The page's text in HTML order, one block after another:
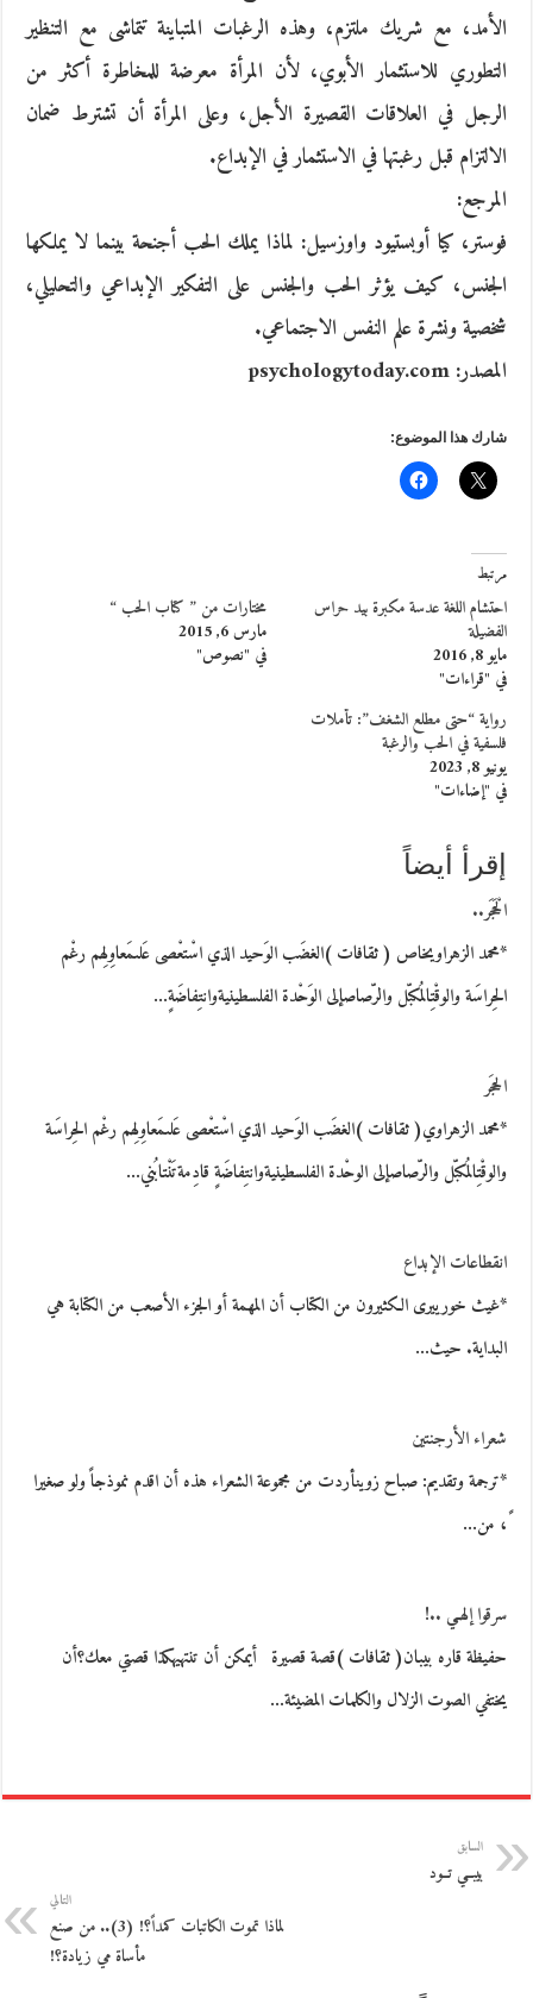
الأمد، مع شريك ملتزم، وهذه الرغبات المتباينة تتماشى مع التنظير
التطوري للاستثمار الأبوي، لأن المرأة معرضة للمخاطرة أكثر من
الرجل في العلاقات القصيرة الأجل، وعلى المرأة أن تشترط ضمان
الالتزام قبل رغبتها في الاستثمار في الإبداع.
المرجع:
فوستر، كيا أوبستيود واوزسيل: لماذا يملك الحب أجنحة بينما لا يملكها
الجنس، كيف يؤثر الحب والجنس على التفكير الإبداعي والتحليلي،
شخصية ونشرة علم النفس الاجتماعي.
المصدر: psychologytoday.com
شارك هذا الموضوع:
مرتبط
احتشام اللغة عدسة مكبرة بيد حراس
الفضيلة
مايو 8, 2016
في "قراءات"
مختارات من ” كتاب الحب “
مارس 6, 2015
في "نصوص"
رواية “حتى مطلع الشغف”: تأملات
فلسفية في الحب والرغبة
يونيو 8, 2023
في "إضاءات"
إقرأ أيضاً
الْحَجَر..
*محمد الزهراويخاص ( ثقافات )الغضَب الوَحيد الذي اسْتعْصى عَلىمَعاوِلِهم رغْم
الحِراسَة والوقْتِالمُكبّل والرّصاصإلى الوَحْدة الفلسطينيةوانتِفاضَةٍ…
الحجَر
*محمد الزهراوي( ثقافات )الغضَب الوَحيد الذي اسْتعْصى عَلىمَعاوِلِهم رغْم الحِراسَة
والوقْتِالمُكبّل والرّصاصإلى الوحْدة الفلسطينيةوانتِفاضَةٍ قادِمةتَنْتابُني…
انقطاعات الإبداع
*غيث خورييرى الكثيرون من الكتاب أن المهمة أو الجزء الأصعب من الكتابة هي
البداية. حيث…
شعراء الأرجنتين
*ترجمة وتقديم: صباح زوينأردت من مجموعة الشعراء هذه أن اقدم نموذجاً ولو صغيرا
ً، من…
سرقوا إلهـي ..!
حفيظة قاره بيبان( ثقافات )قصة قصيرة أيمكن أن تنتهيهكذا قصتي معك؟أن
يختفي الصوت الزلال والكلمات المضيئة…
السابق
بيبــي تــود
التالي
‬لماذا تموت الكاتبات كمداً؟‮! (3).. من صنع
مأساة مي زيادة؟!